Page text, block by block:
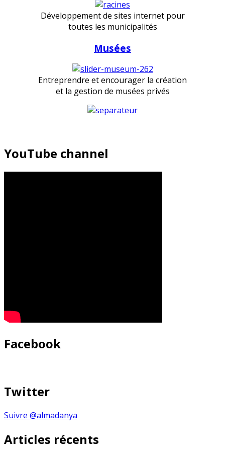
Développement de sites internet pour
toutes les municipalités
Musées
Entreprendre et encourager la création
et la gestion de musées privés
YouTube channel
Facebook
Twitter
Suivre @almadanya
Articles récents